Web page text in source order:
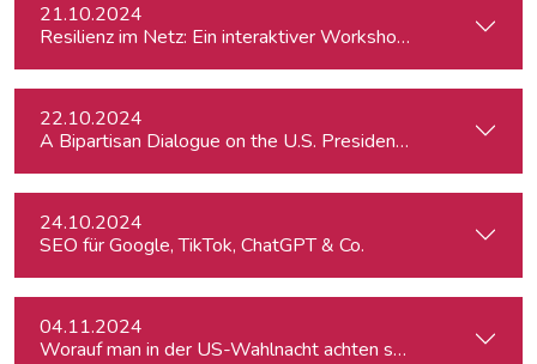
21.10.2024
Resilienz im Netz: Ein interaktiver Workshop im Umgang
22.10.2024
A Bipartisan Dialogue on the U.S. Presidential Elections:
24.10.2024
SEO für Google, TikTok, ChatGPT & Co.
04.11.2024
Worauf man in der US-Wahlnacht achten sollte